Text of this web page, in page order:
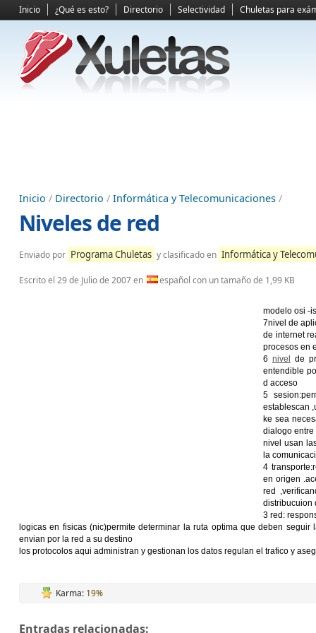
Inicio ¿Qué es esto? Directorio Selectividad Chuletas para
Inicio / Directorio / Informática y Telecomunicaciones /
Niveles de red
Enviado por Programa Chuletas y clasificado en Informática y
Escrito el 29 de Julio de 2007en español con un tamaño de 1,99 KB
modelo osi -
7nivel de
de internet
procesos en
6 nivel
de
entendible
d acceso
5
establescan
ke sea
dialogo
nivel usan
la
4
en origen
red
distribucuion
3 red:
logicas en fisicas (nic)permite determinar la ruta optima que deben
envian por la red a su destino
los protocolos aqui administran y gestionan los datos regulan el trafico y
Karma: 19%
Entradas relacionadas: